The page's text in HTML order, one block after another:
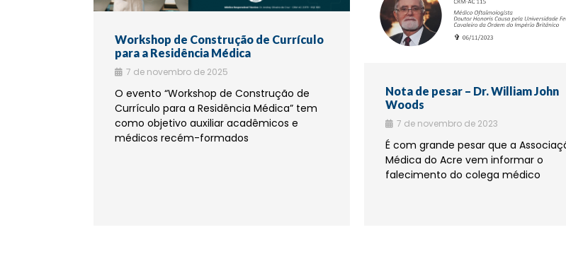
Workshop de Construção de Currículo
para a Residência Médica
7 de novembro de 2025
O evento “Workshop de Construção de
Currículo para a Residência Médica” tem
como objetivo auxiliar acadêmicos e
médicos recém-formados
Nota de pesar – Dr. William John
Woods
7 de novembro de 2023
É com grande pesar que a
Médica do Acre vem informar o
falecimento do colega médico